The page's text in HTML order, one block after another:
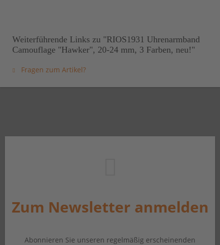
Weiterführende Links zu "RIOS1931 Uhrenarmband
Camouflage "Hawker", 20-24 mm, 3 Farben, neu!"
Fragen zum Artikel?
Zum Newsletter anmelden
Abonnieren Sie unseren regelmäßig erscheinenden